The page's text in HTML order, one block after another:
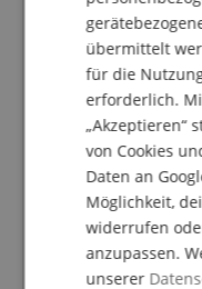
5.0/5.0
Basierend auf 1
5 Sterne
4 Sterne
3 Sterne
2 Sterne
übermittelt
für die
erforderlich.
„Akzeptieren“
von Cookies
Daten an
Möglichkeit,
widerrufen
anzupassen.
unserer